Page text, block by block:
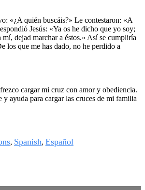
«¿A quién buscáis?» Le contestaron: «A
Jesús: «Ya os he dicho que yo soy;
mí, dejad marchar a éstos.» Así se cumpliría
los que me has dado, no he perdido a
cargar mi cruz con amor y obediencia.
y ayuda para cargar las cruces de mi familia
, Spanish, Español